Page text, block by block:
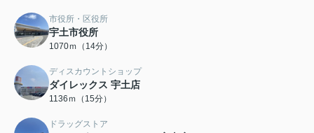
市役所・区役所
宇土市役所
1070ｍ（14分）
ディスカウントショップ
ダイレックス 宇土店
1136ｍ（15分）
ドラッグストア